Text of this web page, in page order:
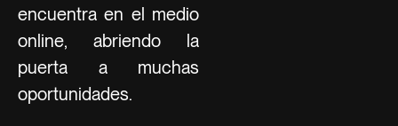
encuentra en el medio
online, abriendo la
puerta a muchas
oportunidades.